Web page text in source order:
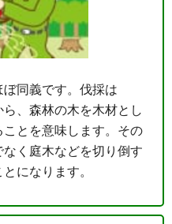
同義です。伐採は
ら、森林の木を木材とし
とを意味します。その
く庭木などを切り倒す
になります。